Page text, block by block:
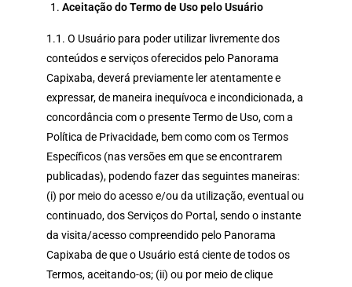
Aceitação do Termo de Uso pelo Usuário
1.1. O Usuário para poder utilizar livremente dos
conteúdos e serviços oferecidos pelo Panorama
Capixaba, deverá previamente ler atentamente e
expressar, de maneira inequívoca e incondicionada, a
concordância com o presente Termo de Uso, com a
Política de Privacidade, bem como com os Termos
Específicos (nas versões em que se encontrarem
publicadas), podendo fazer das seguintes maneiras:
(i) por meio do acesso e/ou da utilização, eventual ou
continuado, dos Serviços do Portal, sendo o instante
da visita/acesso compreendido pelo Panorama
Capixaba de que o Usuário está ciente de todos os
Termos, aceitando-os; (ii) ou por meio de clique